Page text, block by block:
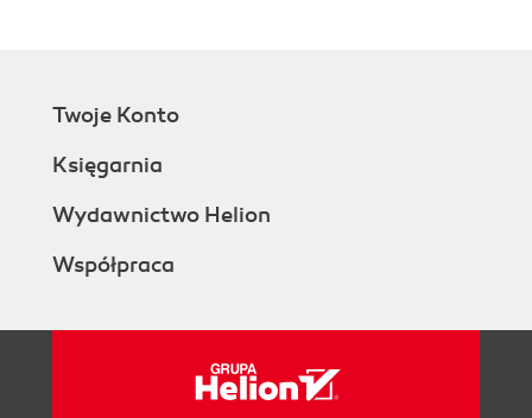
Twoje Konto
Księgarnia
Wydawnictwo Helion
Współpraca